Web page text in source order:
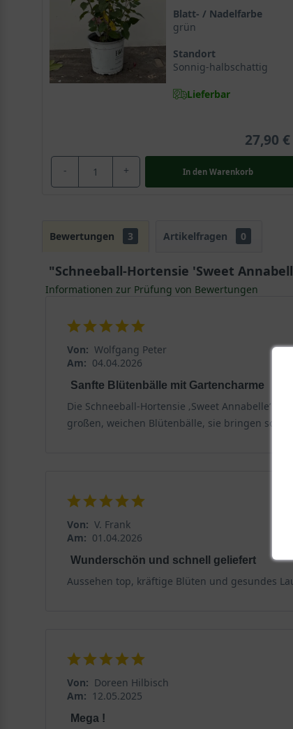
Blatt- / Nadelfarbe
grün
Standort
Sonnig-halbschattig
Lieferbar
27,90 €
- + In den Warenkorb
Bewertungen 3 Artikelfragen 0
"Schneeball-Hortensie 'Sweet
Informationen zur Prüfung von Bewertungen
Von: Wolfgang Peter
Am: 04.04.2026
Sanfte Blütenbälle mit Gartencharme
Die Schneeball-Hortensie ‚Sweet Annabelle‘
großen, weichen Blütenbälle, sie bringen
Von: V. Frank
Am: 01.04.2026
Wunderschön und schnell geliefert
Aussehen top, kräftige Blüten und gesundes
Von: Doreen Hilbisch
Am: 12.05.2025
Mega !